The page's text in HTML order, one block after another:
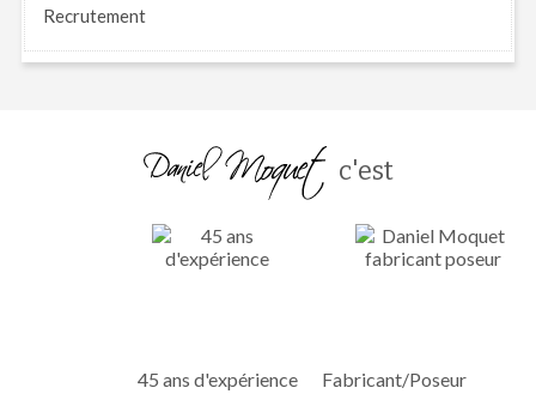
Recrutement
c'est
45 ans d'expérience Fabricant/Poseur